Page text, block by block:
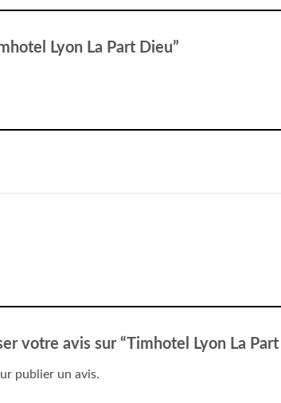
Lyon La Part Dieu”
votre avis sur “Timhotel Lyon La Part
publier un avis.